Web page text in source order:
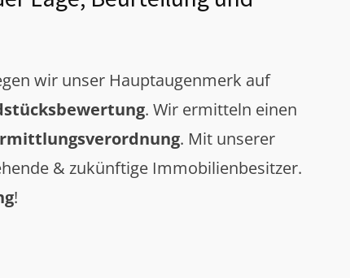
wir unser Hauptaugenmerk auf
. Wir ermitteln einen
. Mit unserer
& zukünftige Immobilienbesitzer.
!